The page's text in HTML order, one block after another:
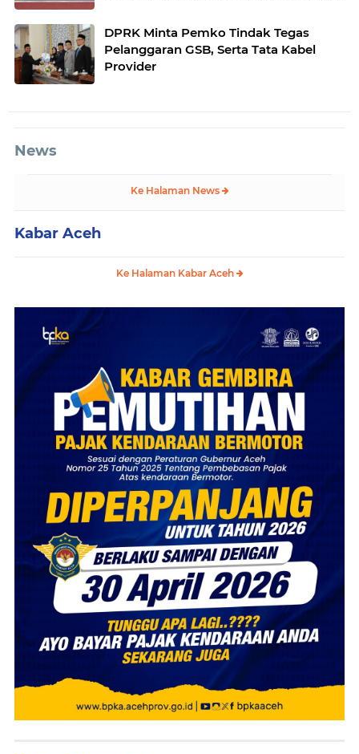
DPRK Minta Pemko Tindak Tegas
Pelanggaran GSB, Serta Tata Kabel
Provider
News
Ke Halaman News
Kabar Aceh
Ke Halaman Kabar Aceh